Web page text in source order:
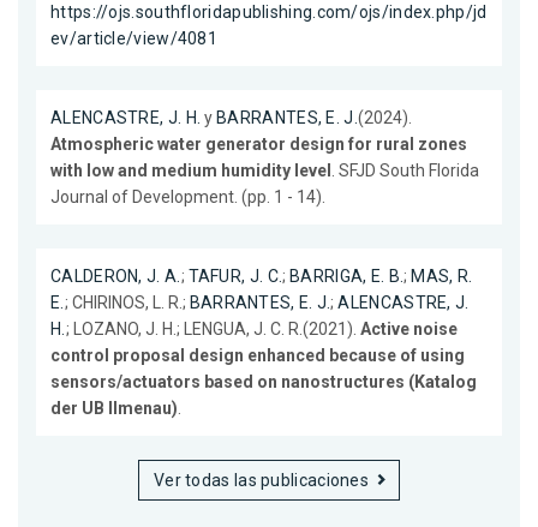
https://ojs.southfloridapublishing.com/ojs/index.php/jd
ev/article/view/4081
ALENCASTRE, J. H. y BARRANTES, E. J. (2024).
Atmospheric water generator design for rural zones
with low and medium humidity level
. SFJD South Florida
Journal of Development. (pp. 1 - 14).
CALDERON, J. A. ; TAFUR, J. C.; BARRIGA, E. B.; MAS, R.
E. ; CHIRINOS, L. R.; BARRANTES, E. J.;ALENCASTRE, J.
H. ; LOZANO, J. H.; LENGUA, J. C. R.(2021). Active noise
control proposal design enhanced because of using
sensors/actuators based on nanostructures (Katalog
der UB Ilmenau)
Ver todas las publicaciones